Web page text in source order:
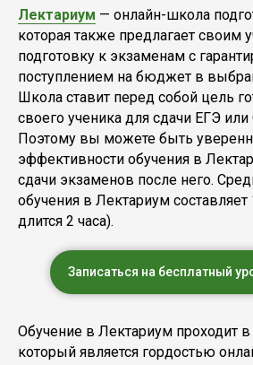
Лектариум — онлайн-школа
которая также предлагает своим
подготовку к экзаменам с
поступлением на бюджет в
Школа ставит перед собой цель
своего ученика для сдачи ЕГЭ
Поэтому вы можете быть
эффективности обучения в
сдачи экзаменов после него.
обучения в Лектариум составляет
длится 2 часа).
Записаться на бесплатный
Обучение в Лектариум проходит
который является гордостью